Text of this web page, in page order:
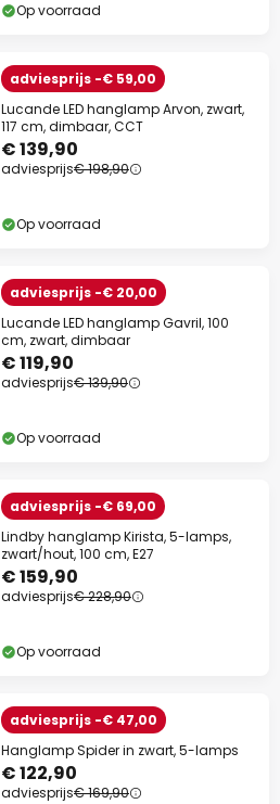
Op voorraad
adviesprijs -€ 59,00
Lucande LED hanglamp Arvon, zwart,
117 cm, dimbaar, CCT
€ 139,90
adviesprijs€ 198,90
Op voorraad
adviesprijs -€ 20,00
Lucande LED hanglamp Gavril, 100
cm, zwart, dimbaar
€ 119,90
adviesprijs€ 139,90
Op voorraad
adviesprijs -€ 69,00
Lindby hanglamp Kirista, 5-lamps,
zwart/hout, 100 cm, E27
€ 159,90
adviesprijs€ 228,90
Op voorraad
adviesprijs -€ 47,00
Hanglamp Spider in zwart, 5-lamps
€ 122,90
adviesprijs€ 169,90